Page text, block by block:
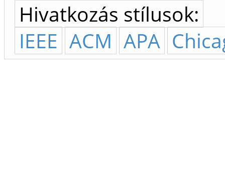
Hivatkozás stílusok:
IEEE ACM APA